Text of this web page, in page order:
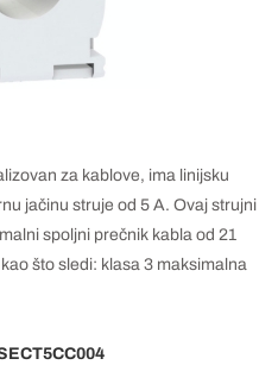
za kablove, ima linijsku
jačinu struje od 5 A. Ovaj strujni
spoljni prečnik kabla od 21
što sledi: klasa 3 maksimalna